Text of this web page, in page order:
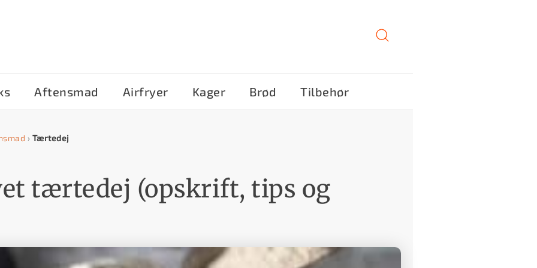
Aftensmad Airfryer Kager Brød Tilbehør
› Tærtedej
tærtedej (opskrift, tips og